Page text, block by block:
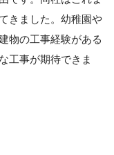
きました。幼稚園や
物の工事経験がある
工事が期待できま